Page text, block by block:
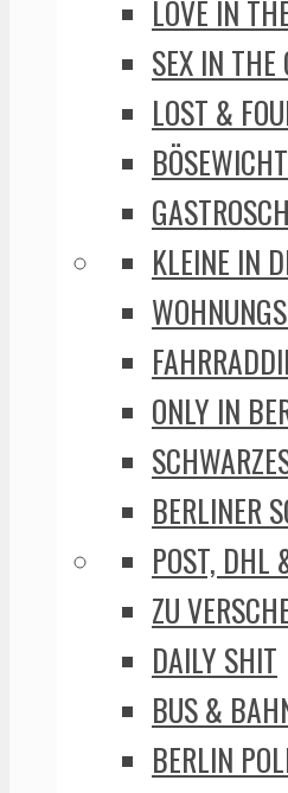
LOVE IN
SEX IN THE
LOST &
KLEINE IN
ONLY IN
BERLINER
POST, DHL
ZU
DAILY SHIT
BUS &
BERLIN